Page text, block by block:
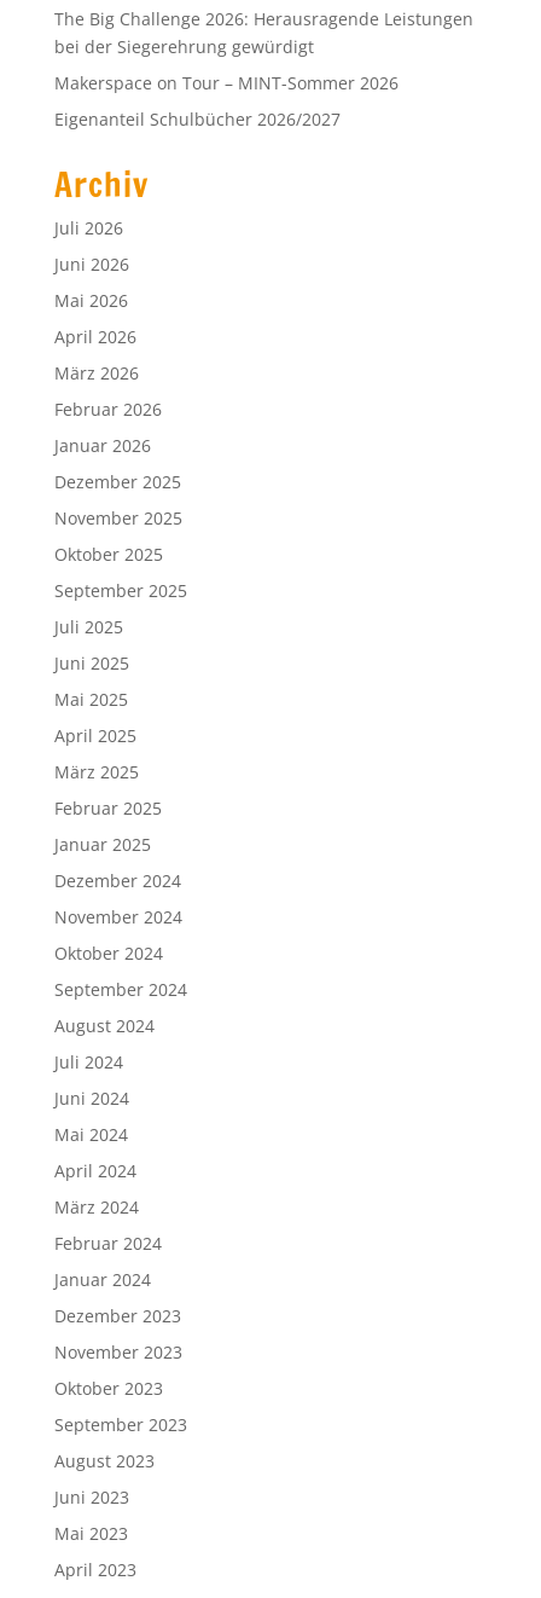
The Big Challenge 2026: Herausragende Leistungen
bei der Siegerehrung gewürdigt
Makerspace on Tour – MINT-Sommer 2026
Eigenanteil Schulbücher 2026/2027
Archiv
Juli 2026
Juni 2026
Mai 2026
April 2026
März 2026
Februar 2026
Januar 2026
Dezember 2025
November 2025
Oktober 2025
September 2025
Juli 2025
Juni 2025
Mai 2025
April 2025
März 2025
Februar 2025
Januar 2025
Dezember 2024
November 2024
Oktober 2024
September 2024
August 2024
Juli 2024
Juni 2024
Mai 2024
April 2024
März 2024
Februar 2024
Januar 2024
Dezember 2023
November 2023
Oktober 2023
September 2023
August 2023
Juni 2023
Mai 2023
April 2023